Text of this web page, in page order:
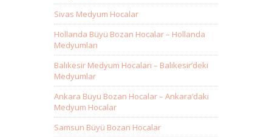
Sivas Medyum Hocalar
Hollanda Büyü Bozan Hocalar – Hollanda
Medyumları
Balıkesir Medyum Hocaları – Balıkesir’deki
Medyumlar
Ankara Büyü Bozan Hocalar – Ankara’daki
Medyum Hocalar
Samsun Büyü Bozan Hocalar